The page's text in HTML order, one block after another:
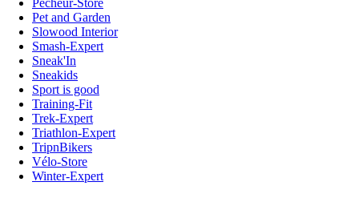
Pecheur-Store
Pet and Garden
Slowood Interior
Smash-Expert
Sneak'In
Sneakids
Sport is good
Training-Fit
Trek-Expert
Triathlon-Expert
TripnBikers
Vélo-Store
Winter-Expert